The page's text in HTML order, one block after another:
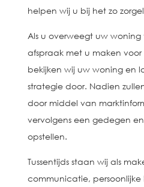
helpen wij u bij het zo
Als u overweegt uw
afspraak met u maken voor
bekijken wij uw woning en
strategie door. Nadien
door middel van
vervolgens een gedegen
opstellen.
Tussentijds staan wij als
communicatie,